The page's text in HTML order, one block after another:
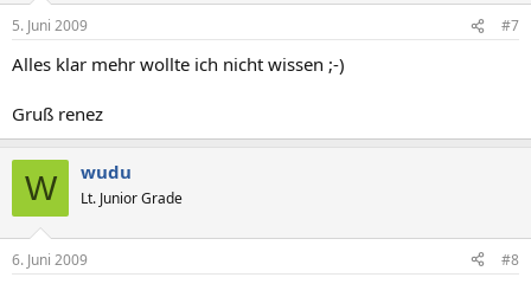
5. Juni 2009 #7
Alles klar mehr wollte ich nicht wissen ;-)
Gruß renez
W wudu
Lt. Junior Grade
6. Juni 2009 #8